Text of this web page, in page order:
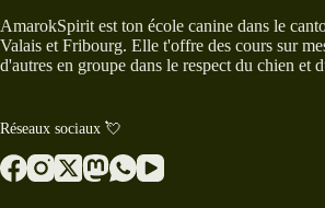
AmarokSpirit est ton école canine dans le
Valais et Fribourg. Elle t'offre des cours sur
d'autres en groupe dans le respect du chien et
Réseaux sociaux 💘